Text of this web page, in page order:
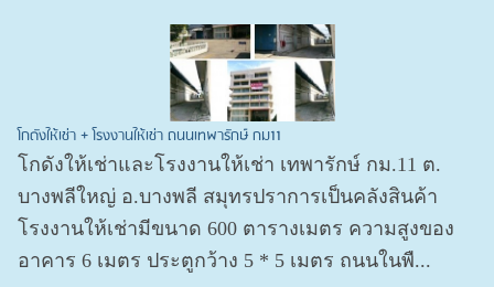
โกดังให้เช่า + โรงงานให้เช่า ถนนเทพารักษ์ กม11
โกดังให้เช่าและโรงงานให้เช่า เทพารักษ์ กม.11 ต.
บางพลีใหญ่ อ.บางพลี สมุทรปราการเป็นคลังสินค้า
โรงงานให้เช่ามีขนาด 600 ตารางเมตร ความสูงของ
อาคาร 6 เมตร ประตูกว้าง 5 * 5 เมตร ถนนในพื...